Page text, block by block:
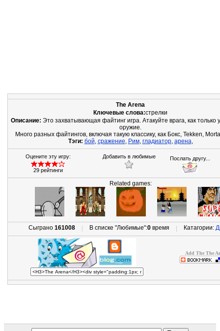
The Arena
Ключевые слова:стрелки
Описание: Это захватывающая файтинг игра. Атакуйте врага, как только
оружие.
Много разных файтингов, включая такую классику, как Бокс, Tekken,
Тэги: бой, сражение, Рим, гладиатор, арена,
Оцените эту игру:
29 рейтинги
Добавить в любимые Послать другу...
Related games:
Сыграно 161008 | В списке "Любимые":0 время | Катагории:
Add The The